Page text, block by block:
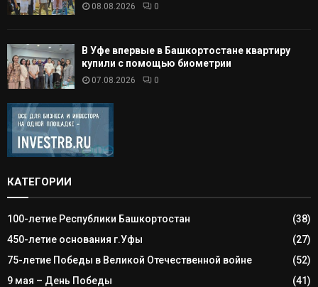
08.08.2026 0
В Уфе впервые в Башкортостане квартиру
купили с помощью биометрии
07.08.2026 0
КАТЕГОРИИ
100-летие Республики Башкортостан
(38)
450-летие основания г.Уфы
(27)
75-летие Победы в Великой Отечественной войне
(52)
9 мая – День Победы
(41)